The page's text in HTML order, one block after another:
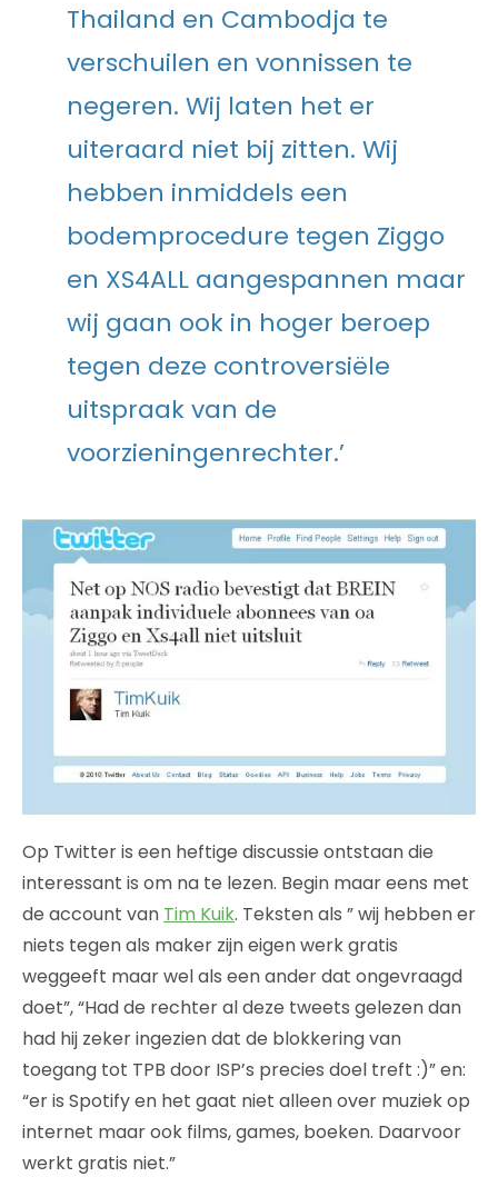
Thailand en Cambodja te
verschuilen en vonnissen te
negeren. Wij laten het er
uiteraard niet bij zitten. Wij
hebben inmiddels een
bodemprocedure tegen Ziggo
en XS4ALL aangespannen maar
wij gaan ook in hoger beroep
tegen deze controversiële
uitspraak van de
voorzieningenrechter.’
Op Twitter is een heftige discussie ontstaan die
interessant is om na te lezen. Begin maar eens met
de account van Tim Kuik. Teksten als ” wij hebben er
niets tegen als maker zijn eigen werk gratis
weggeeft maar wel als een ander dat ongevraagd
doet”, “Had de rechter al deze tweets gelezen dan
had hij zeker ingezien dat de blokkering van
toegang tot TPB door ISP’s precies doel treft :)” en:
“er is Spotify en het gaat niet alleen over muziek op
internet maar ook films, games, boeken. Daarvoor
werkt gratis niet.”